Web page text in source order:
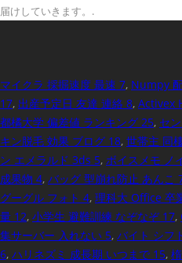
届けしていきます。.
マイクラ 採掘速度 最速 7, Numpy
17, 出産予定日 友達 連絡 8, Activex
都橘大学 偏差値 ランキング 25, セ
キン脱毛 効果 ブログ 18, 世帯主 同
ン エメラルド 3ds 5, ボイスメモ ノ
成果物 4, バッグ 型崩れ防止 あんこ
グーグル フォト 4, 理科大 Office 卒
量 12, 小学生 避難訓練 なぞなぞ 17,
集サーバー 入れない 5, バイト シフ
6, ハリネズミ 成長期 いつまで 15,